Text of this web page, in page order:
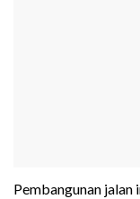
Pembangunan jalan